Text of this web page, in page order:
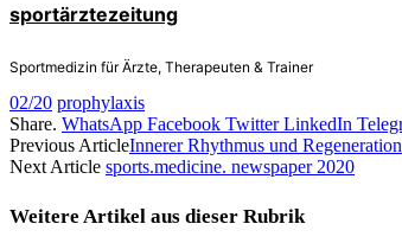
sportärztezeitung
Sportmedizin für Ärzte, Therapeuten & Trainer
02/20 prophylaxis
Share. WhatsApp Facebook Twitter LinkedIn
Previous ArticleInnerer Rhythmus und Regeneration
Next Article sports.medicine. newspaper 2020
Weitere Artikel aus dieser Rubrik